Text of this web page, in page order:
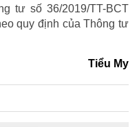
tư số 36/2019/TT-BCT
quy định của Thông tư
Tiểu My